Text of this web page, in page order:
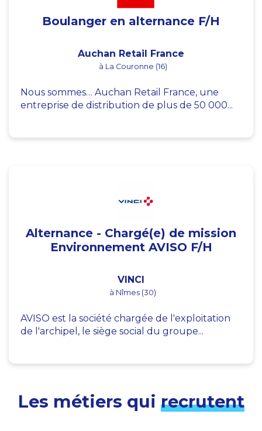
Boulanger en alternance F/H
Auchan Retail France
à La Couronne (16)
Nous sommes… Auchan Retail France, une
entreprise de distribution de plus de 50 000...
Alternance - Chargé(e) de mission
Environnement AVISO F/H
VINCI
à Nîmes (30)
AVISO est la société chargée de l'exploitation
de l'archipel, le siège social du groupe...
Les métiers qui recrutent